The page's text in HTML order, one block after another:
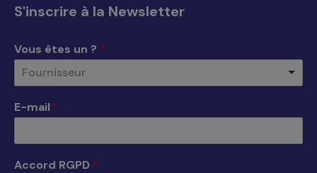
dans
nouvelle
fenêtre
dans
nouvelle
fenêtre
dans
nouvelle
fenêtre
dans
nouvelle
S'inscrire à la Newsletter
Vous êtes un ? *
Fournisseur
E-mail *
Accord RGPD *